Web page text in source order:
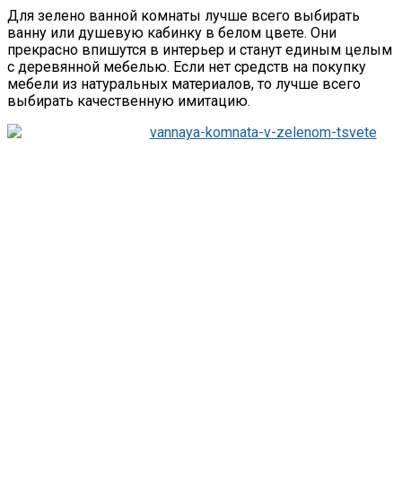
Для зелено ванной комнаты лучше всего выбирать
ванну или душевую кабинку в белом цвете. Они
прекрасно впишутся в интерьер и станут единым целым
с деревянной мебелью. Если нет средств на покупку
мебели из натуральных материалов, то лучше всего
выбирать качественную имитацию.